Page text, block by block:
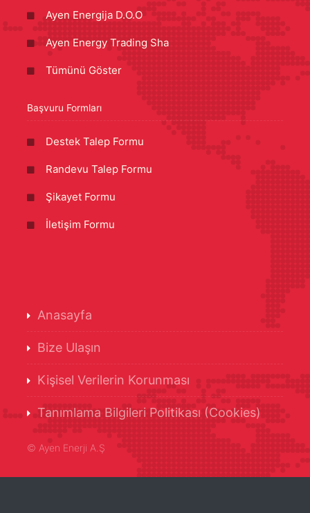
Ayen Energija D.O.O
Ayen Energy Trading Sha
Tümünü Göster
Başvuru Formları
Destek Talep Formu
Randevu Talep Formu
Şikayet Formu
İletişim Formu
Anasayfa
Bize Ulaşın
Kişisel Verilerin Korunması
Tanımlama Bilgileri Politikası (Cookies)
© Ayen Enerji A.Ş